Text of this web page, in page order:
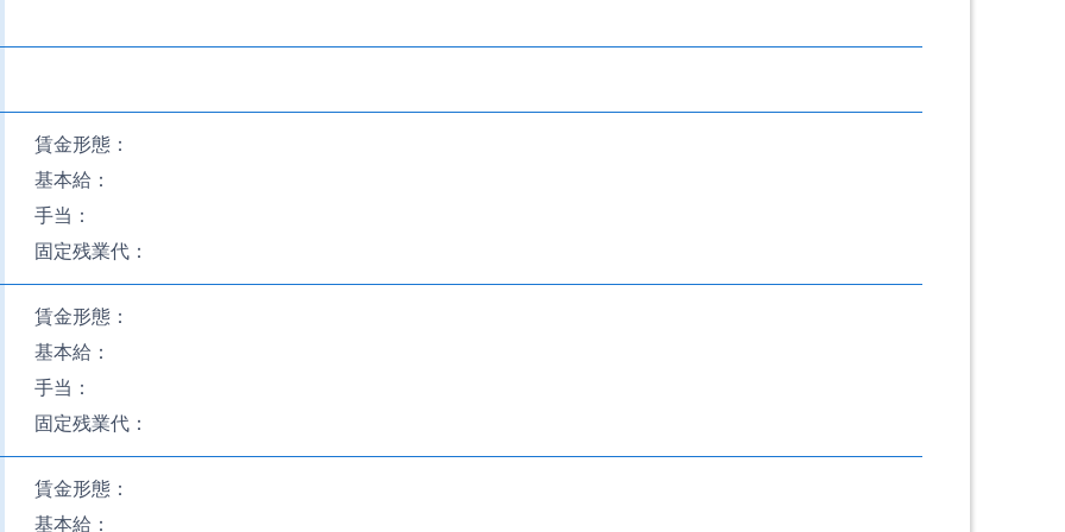
賃金形態：
基本給：
手当：
固定残業代：
賃金形態：
基本給：
手当：
固定残業代：
賃金形態：
基本給：